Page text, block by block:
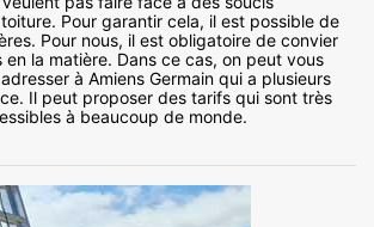
Pour garantir cela, il est possible de
Pour nous, il est obligatoire de convier
en la matière. Dans ce cas, on peut vous
à Amiens Germain qui a plusieurs
Il peut proposer des tarifs qui sont très
à beaucoup de monde.